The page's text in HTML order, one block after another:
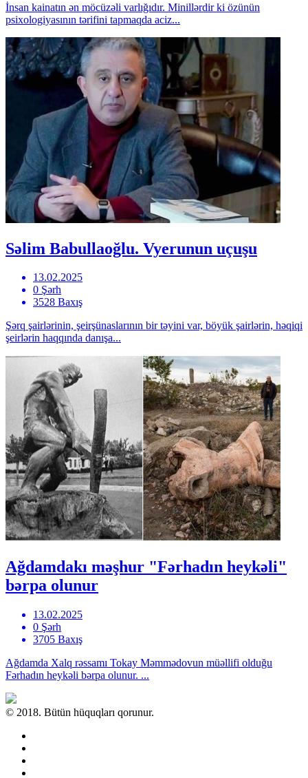
İnsan kainatın ən möcüzəli varlığıdır. Minillərdir ki özünün
psixologiyasının tərifini tapmaqda aciz...
Səlim Babullaoğlu. Vyerunun uçuşu
13.02.2025
0 Şərh
3528 Baxış
Şərq şairlərinin, şeirşünaslarının bir təyini var, böyük şairlərin, həqiqi
şeirlərin haqqında danışa...
Ağdamdakı məşhur "Fərhadın heykəli"
bərpa olunur
13.02.2025
0 Şərh
3705 Baxış
Ağdamda Xalq rəssamı Tokay Məmmədovun müəllifi olduğu
Fərhadın heykəli bərpa olunur. ...
© 2018. Bütün hüquqları qorunur.